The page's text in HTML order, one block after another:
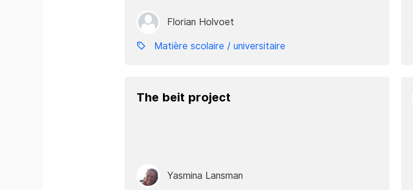
Florian Holvoet
Matière scolaire / universitaire
The beit project
Yasmina Lansman